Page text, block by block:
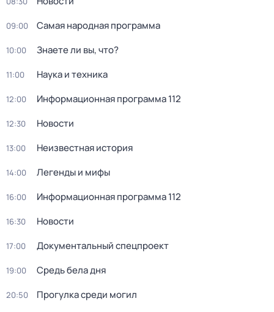
09:00 Самая народная программа
10:00 Знаете ли вы, что?
11:00 Наука и техника
12:00 Информационная программа 112
12:30 Новости
13:00 Неизвестная история
14:00 Легенды и мифы
16:00 Информационная программа 112
16:30 Новости
17:00 Документальный спецпроект
19:00 Средь бела дня
20:50 Прогулка среди могил